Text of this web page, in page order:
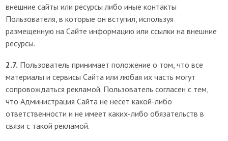
внешние сайты или ресурсы либо иные контакты
Пользователя, в которые он вступил, используя
размещенную на Сайте информацию или ссылки на внешние
ресурсы.
2.7. Пользователь принимает положение о том, что все
материалы и сервисы Сайта или любая их часть могут
сопровождаться рекламой. Пользователь согласен с тем,
что Администрация Сайта не несет какой-либо
ответственности и не имеет каких-либо обязательств в
связи с такой рекламой.